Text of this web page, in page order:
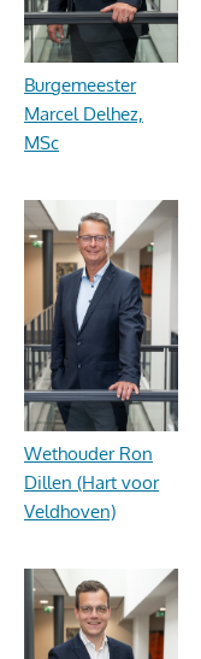
Burgemeester
Marcel Delhez,
MSc
Wethouder Ron
Dillen (Hart voor
Veldhoven)